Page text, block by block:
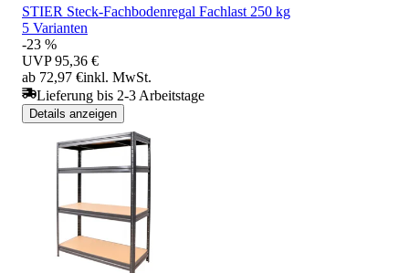
STIER Steck-Fachbodenregal Fachlast 250 kg
5 Varianten
-23 %
UVP 95,36 €
ab 72,97 €inkl. MwSt.
Lieferung bis 2-3 Arbeitstage
Details anzeigen